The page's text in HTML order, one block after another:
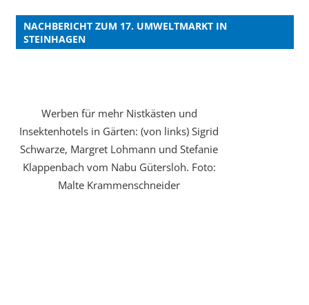
NACHBERICHT ZUM 17. UMWELTMARKT IN
STEINHAGEN
Werben für mehr Nistkästen und
Insektenhotels in Gärten: (von links) Sigrid
Schwarze, Margret Lohmann und Stefanie
Klappenbach vom Nabu Gütersloh. Foto:
Malte Krammenschneider